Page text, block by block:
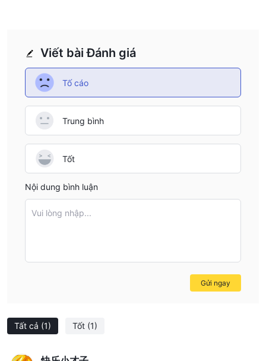
Tất cả (1) Tốt (1)
Viết bài Đánh giá
Tố cáo
Trung bình
Tốt
Nội dung bình luận
Vui lòng nhập...
Gửi ngay